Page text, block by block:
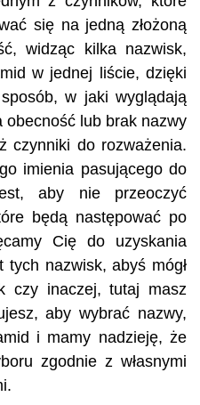
się na jedną złożoną
widząc kilka nazwisk,
w jednej liście, dzięki
w jaki wyglądają
obecność lub brak nazwy
czynniki do rozważenia.
imienia pasującego do
aby nie przeoczyć
będą następować po
Cię do uzyskania
nazwisk, abyś mógł
czy inaczej, tutaj masz
aby wybrać nazwy,
i mamy nadzieję, że
zgodnie z własnymi